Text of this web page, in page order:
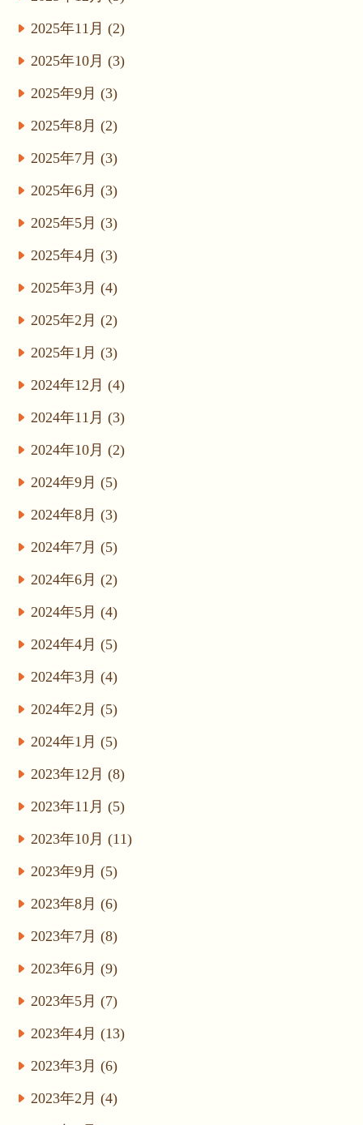
2025年11月 (2)
2025年10月 (3)
2025年9月 (3)
2025年8月 (2)
2025年7月 (3)
2025年6月 (3)
2025年5月 (3)
2025年4月 (3)
2025年3月 (4)
2025年2月 (2)
2025年1月 (3)
2024年12月 (4)
2024年11月 (3)
2024年10月 (2)
2024年9月 (5)
2024年8月 (3)
2024年7月 (5)
2024年6月 (2)
2024年5月 (4)
2024年4月 (5)
2024年3月 (4)
2024年2月 (5)
2024年1月 (5)
2023年12月 (8)
2023年11月 (5)
2023年10月 (11)
2023年9月 (5)
2023年8月 (6)
2023年7月 (8)
2023年6月 (9)
2023年5月 (7)
2023年4月 (13)
2023年3月 (6)
2023年2月 (4)